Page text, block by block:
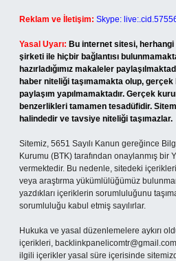
Reklam ve İletişim: Skype:
Yasal Uyarı: Bu internet sitesi,
şirketi ile hiçbir bağlantısı
hazırladığımız makaleler
haber niteliği taşımamakta olup,
paylaşım yapılmamaktadır. Gerçek
benzerlikleri tamamen tesadüfidir.
halindedir ve tavsiye niteliği taşımazlar.
Sitemiz, 5651 Sayılı Kanun gereğince
Kurumu (BTK) tarafından onaylanmış bir
vermektedir. Bu nedenle, sitedeki
veya araştırma yükümlülüğümüz
yazdıkları içeriklerin sorumluluğunu
sorumluluğu kabul etmiş sayılırlar.
Hukuka ve yasal düzenlemelere aykırı
içerikleri, backlinkpanelicomtr@gmail.com
ilgili içerikler yasal süre içerisinde